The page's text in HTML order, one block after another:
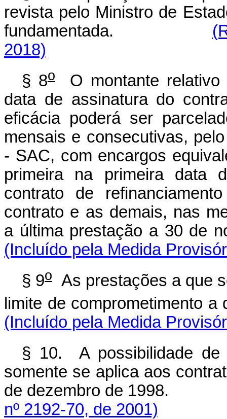
revista pelo Ministro de
fundamentada.
2018)
§ 8oO montante relativo
data de assinatura do
eficácia poderá ser
mensais e consecutivas,
- SAC, com encargos
primeira na primeira data
contrato de
contrato e as demais, nas
a última prestação a
(Incluído pela Medida
§ 9o
As prestações a que
limite de comprometimento
(Incluído pela Medida
§ 10. A possibilidade de
somente se aplica aos
de dezembro de
nº 2192-70, de 2001)